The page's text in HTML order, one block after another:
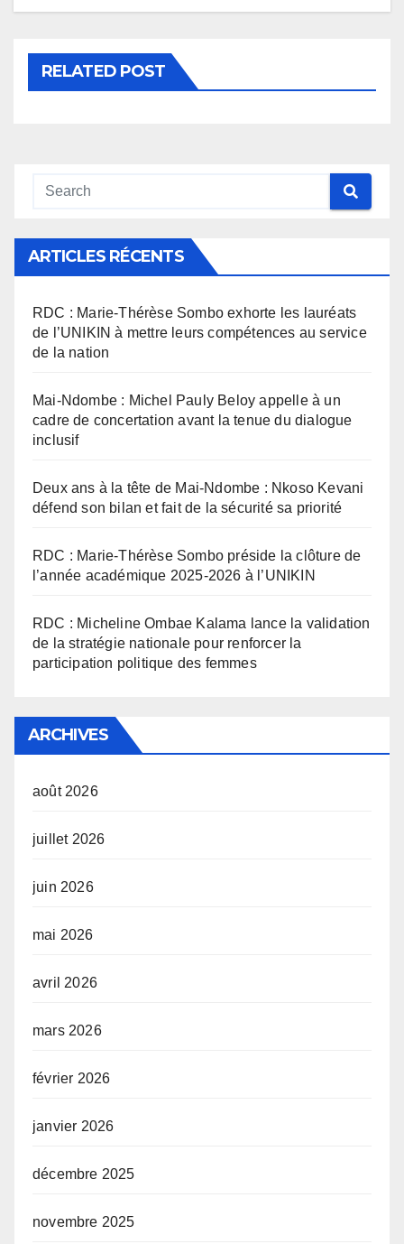
RELATED POST
ARTICLES RÉCENTS
RDC : Marie-Thérèse Sombo exhorte les lauréats
de l’UNIKIN à mettre leurs compétences au service
de la nation
Mai-Ndombe : Michel Pauly Beloy appelle à un
cadre de concertation avant la tenue du dialogue
inclusif
Deux ans à la tête de Mai-Ndombe : Nkoso Kevani
défend son bilan et fait de la sécurité sa priorité
RDC : Marie-Thérèse Sombo préside la clôture de
l’année académique 2025-2026 à l’UNIKIN
RDC : Micheline Ombae Kalama lance la validation
de la stratégie nationale pour renforcer la
participation politique des femmes
ARCHIVES
août 2026
juillet 2026
juin 2026
mai 2026
avril 2026
mars 2026
février 2026
janvier 2026
décembre 2025
novembre 2025